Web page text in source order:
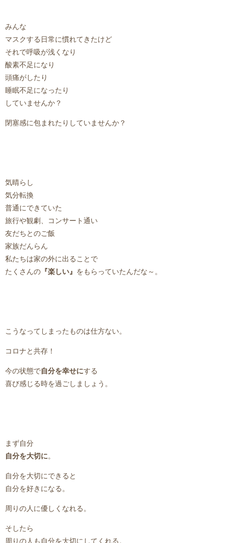
みんな
マスクする日常に慣れてきたけど
それで呼吸が浅くなり
酸素不足になり
頭痛がしたり
睡眠不足になったり
していませんか？
閉塞感に包まれたりしていませんか？
気晴らし
気分転換
普通にできていた
旅行や観劇、コンサート通い
友だちとのご飯
家族だんらん
私たちは家の外に出ることで
たくさんの 『楽しい』 をもらっていたんだな～。
こうなってしまったものは仕方ない。
コロナと共存！
今の状態で自分を幸せにする
喜び感じる時を過ごしましょう。
まず自分
自分を大切に。
自分を大切にできると
自分を好きになる。
周りの人に優しくなれる。
そしたら
周りの人も自分を大切にしてくれる。